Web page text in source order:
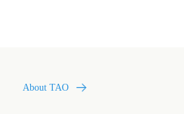
About TAO